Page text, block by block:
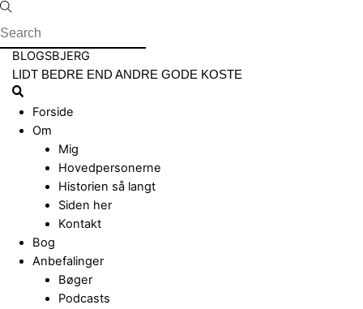
Skip
to
content
Menu
BLOGSBJERG
LIDT BEDRE END ANDRE GODE KOSTE
Search
Forside
Om
Mig
Hovedpersonerne
Historien så langt
Siden her
Kontakt
Bog
Anbefalinger
Bøger
Podcasts